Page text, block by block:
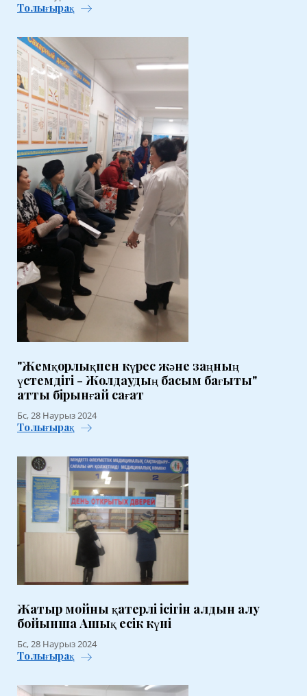
Толығырақ
"Жемқорлықпен күрес және заңның
үстемдігі - Жолдаудың басым бағыты"
атты бірынғай сағат
Бс, 28 Наурыз 2024
Толығырақ
Жатыр мойны қатерлі ісігін алдын алу
бойынша Ашық есік күні
Бс, 28 Наурыз 2024
Толығырақ